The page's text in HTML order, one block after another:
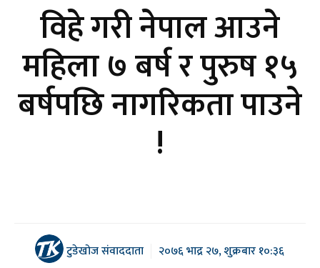
विहे गरी नेपाल आउने
महिला ७ बर्ष र पुरुष १५
बर्षपछि नागरिकता पाउने
!
टुडेखोज संवाददाता २०७६ भाद्र २७, शुक्रबार १०:३६